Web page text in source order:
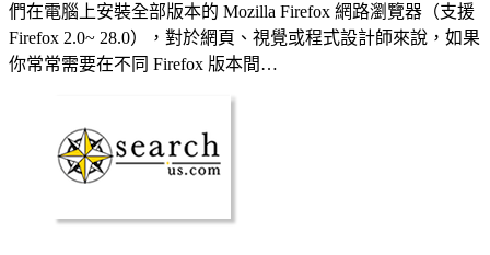
們在電腦上安裝全部版本的 Mozilla Firefox 網路瀏覽器（支援
Firefox 2.0~ 28.0），對於網頁、視覺或程式設計師來說，如果
你常常需要在不同 Firefox 版本間…